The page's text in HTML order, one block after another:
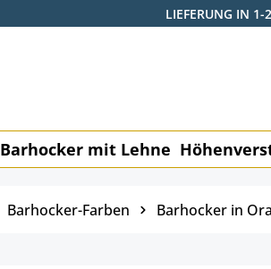
LIEFERUNG IN 1-
Barhocker mit Lehne
Barhocker-Farben Barhocker in